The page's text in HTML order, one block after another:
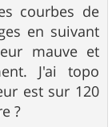
courbes de
en suivant
mauve et
J'ai topo
est sur 120
?